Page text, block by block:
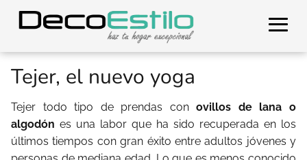
Tejer, el nuevo yoga
Tejer todo tipo de prendas conovillos de lana o
algodón es una labor que ha sido recuperada en los
últimos tiempos con gran éxito entre adultos jóvenes y